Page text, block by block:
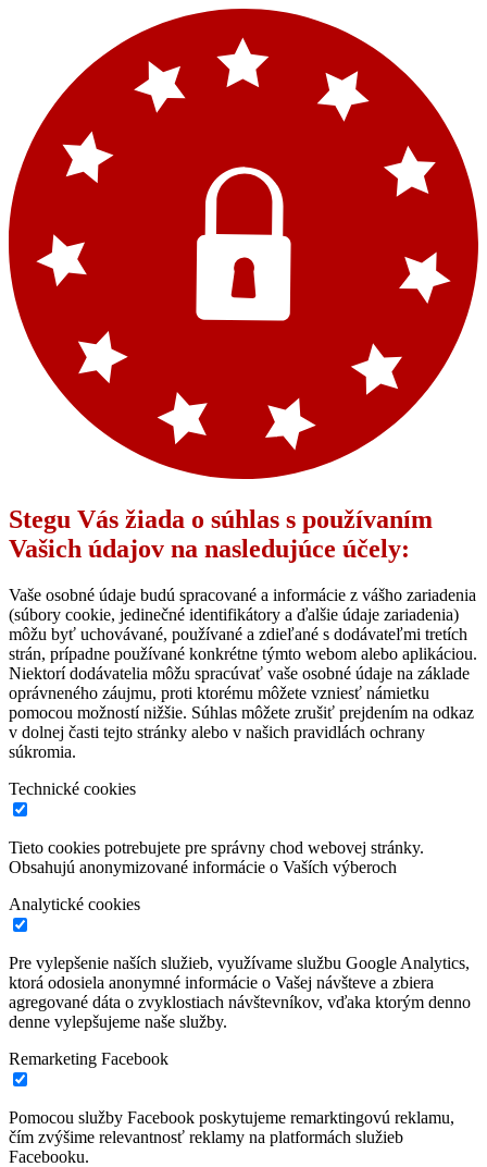
Stegu Vás žiada o súhlas s používaním
Vašich údajov na nasledujúce účely:
Vaše osobné údaje budú spracované a informácie z vášho zariadenia
(súbory cookie, jedinečné identifikátory a ďalšie údaje zariadenia)
môžu byť uchovávané, používané a zdieľané s dodávateľmi tretích
strán, prípadne používané konkrétne týmto webom alebo aplikáciou.
Niektorí dodávatelia môžu spracúvať vaše osobné údaje na základe
oprávneného záujmu, proti ktorému môžete vzniesť námietku
pomocou možností nižšie. Súhlas môžete zrušiť prejdením na odkaz
v dolnej časti tejto stránky alebo v našich pravidlách ochrany
súkromia.
Technické cookies
Tieto cookies potrebujete pre správny chod webovej stránky.
Obsahujú anonymizované informácie o Vaších výberoch
Analytické cookies
Pre vylepšenie naších služieb, využívame službu Google Analytics,
ktorá odosiela anonymné informácie o Vašej návšteve a zbiera
agregované dáta o zvyklostiach návštevníkov, vďaka ktorým denno
denne vylepšujeme naše služby.
Remarketing Facebook
Pomocou služby Facebook poskytujeme remarktingovú reklamu,
čím zvýšime relevantnosť reklamy na platformách služieb
Facebooku.